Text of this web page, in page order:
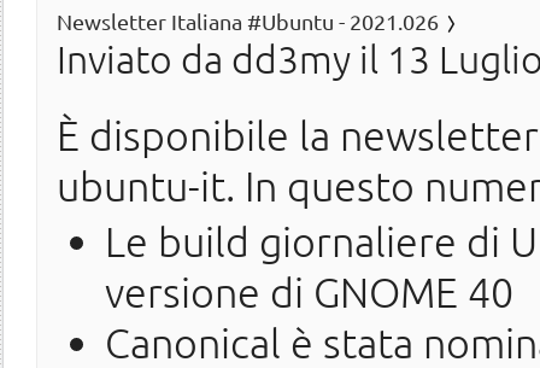
Newsletter Italiana #Ubuntu - 2021.026
Inviato da dd3my il 13
È disponibile la
ubuntu-it. In questo
Le build giornaliere di
versione di GNOME 40
Canonical è stata